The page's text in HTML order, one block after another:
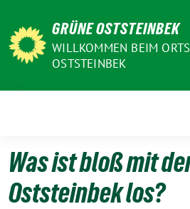
zum
Inhalt
GRÜNE OSTSTEINBEK
WILLKOMMEN BEIM
OSTSTEINBEK
Was ist bloß mit
Oststeinbek los?